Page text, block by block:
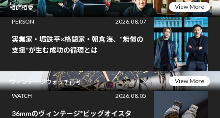
相師相愛
View More
PERSON
2026.08.07
実業家・堀鉄平×格闘家・朝倉海、“無償の
支援”が生む成功の循環とは
ヴィンテージウォッチ再考
View More
WATCH
2026.08.05
36mmのヴィンテージ"ビッグオイスタ